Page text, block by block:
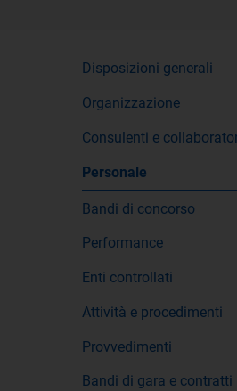
Disposizioni generali
Organizzazione
Consulenti e
Personale
Bandi di concorso
Performance
Enti controllati
Attività e procedimenti
Provvedimenti
Bandi di gara e contratti